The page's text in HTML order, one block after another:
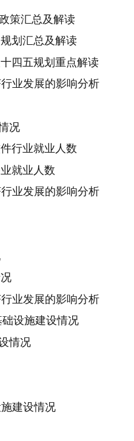
策汇总及解读
划汇总及解读
四五规划重点解读
业发展的影响分析
况
行业就业人数
就业人数
业发展的影响分析
业发展的影响分析
设施建设情况
情况
建设情况